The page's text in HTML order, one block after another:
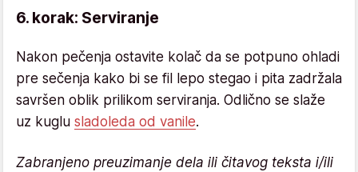
6. korak: Serviranje
Nakon pečenja ostavite kolač da se potpuno ohladi
pre sečenja kako bi se fil lepo stegao i pita zadržala
savršen oblik prilikom serviranja. Odlično se slaže
uz kuglu sladoleda od vanile.
Zabranjeno preuzimanje dela ili čitavog teksta i/ili